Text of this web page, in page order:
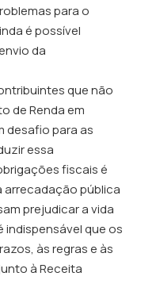
para o
é possível
da
que não
de Renda em
desafio para as
essa
fiscais é
arrecadação pública
prejudicar a vida
que os
às regras e às
à Receita